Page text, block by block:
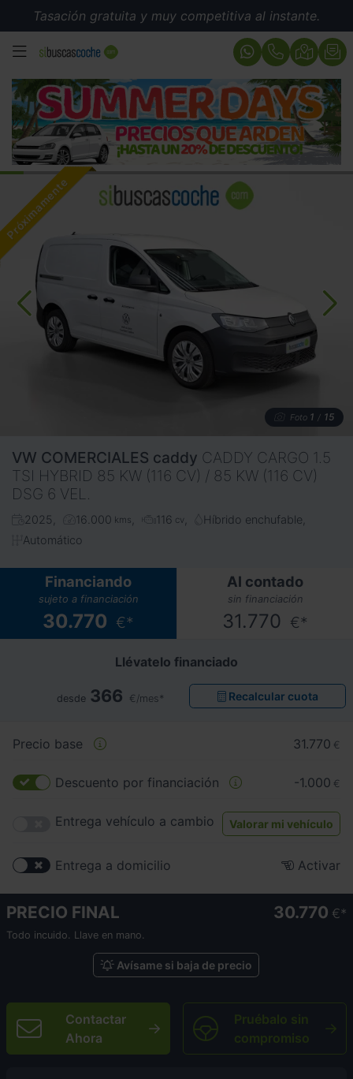
Tasación gratuita y muy competitiva al instante.
MENÚ
Foto 1 / 15
VW COMERCIALES caddy CADDY CARGO 1.5
TSI HYBRID 85 KW (116 CV) / 85 KW (116 CV)
DSG 6 VEL.
2025 16.000 kms 116 cv
Híbrido enchufable
Automático
Financiando
sujeto a financiación
30.770 €*
Al contado
sin financiación
31.770 €*
Llévatelo financiado
desde 366 €/mes* Recalcular cuota
Precio base 31.770 €
Descuento por financiación -1.000 €
Entrega vehículo a cambio Valorar mi vehículo
Entrega a domicilio Activar
PRECIO FINAL 30.770 €
Todo incuido. Llave en mano.
Avísame si baja de precio
Contactar
Ahora
Pruébalo sin
compromiso